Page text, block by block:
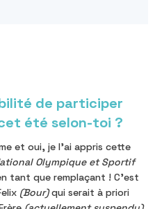
de participer
été selon-toi ?
et oui, je l'ai appris cette
Olympique et Sportif
tant que remplaçant ! C'est
(Bour)qui serait à priori